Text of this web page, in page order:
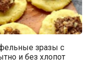
зразы с
и без хлопот